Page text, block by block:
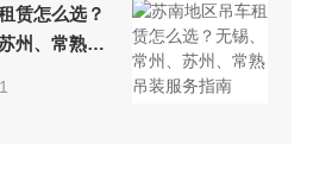
赁怎么选？
州、常熟吊